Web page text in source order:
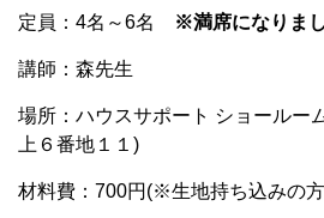
定員：4名～6名 ※満席になりま
講師：森先生
場所：ハウスサポート ショールー
上６番地１１)
材料費：700円(※生地持ち込みの